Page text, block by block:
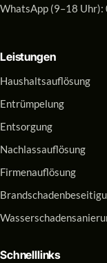
WhatsApp (9–18 Uhr):
Leistungen
Haushaltsauflösung
Entrümpelung
Entsorgung
Nachlassauflösung
Firmenauflösung
Schnelllinks